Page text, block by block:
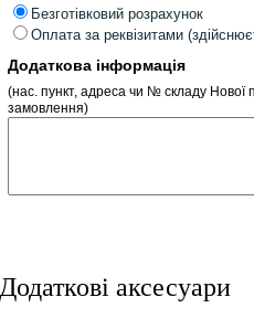
Безготівковий розрахунок
Оплата за реквізитами
Додаткова інформація
(нас. пункт, адреса чи № складу
замовлення)
Додаткові аксесуари